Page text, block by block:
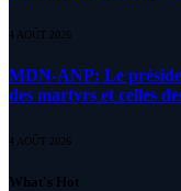
4 AOÛT 2026
MDN-ANP: Le
des martyrs et celles
4 AOÛT 2026
What's Hot